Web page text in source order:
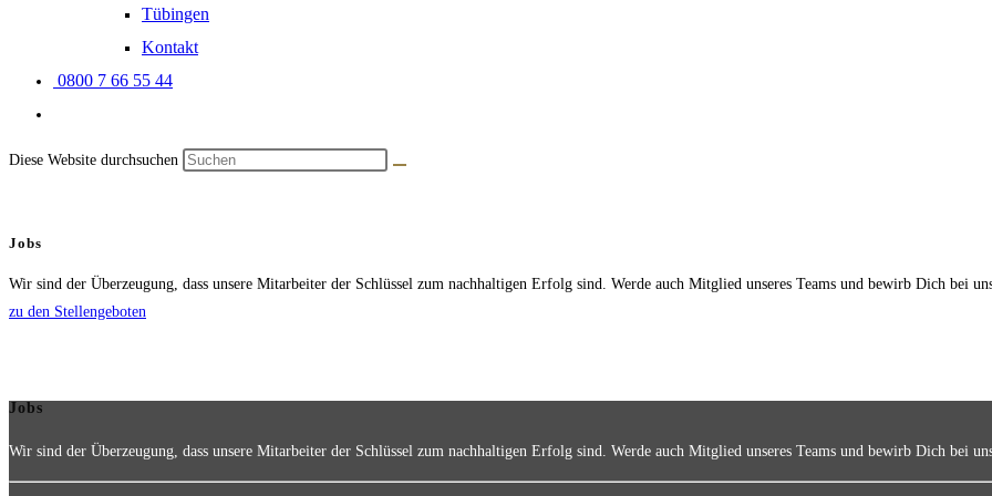
Tübingen
Kontakt
0800 7 66 55 44
Diese Website durchsuchen
Jobs
Wir sind der Überzeugung, dass unsere Mitarbeiter der Schlüssel zum nachhaltigen Erfolg sind. Werde auch Mitglied unseres Teams und bewirb Dich bei
zu den Stellengeboten
Jobs
Wir sind der Überzeugung, dass unsere Mitarbeiter der Schlüssel zum nachhaltigen Erfolg sind. Werde auch Mitglied unseres Teams und bewirb Dich bei